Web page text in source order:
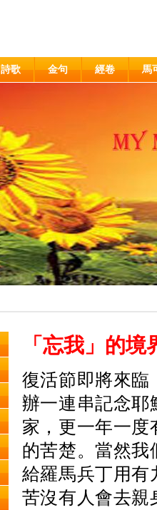
詩歌 金句 經卷 馬
「忘我」的境
復活節即將來臨
辦一連串記念耶
家，更一年一度
的苦楚。當然我
給羅馬兵丁用有
苦沒有人會去親